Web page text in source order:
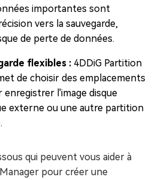
importantes sont
vers la sauvegarde,
de perte de données.
flexibles : 4DDiG Partition
de choisir des emplacements
enregistrer l'image disque
externe ou une autre partition
qui peuvent vous aider à
pour créer une